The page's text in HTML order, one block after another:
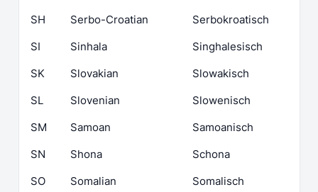
SH
Serbo-Croatian
Serbokroatisch
SI
Sinhala
Singhalesisch
SK
Slovakian
Slowakisch
SL
Slovenian
Slowenisch
SM
Samoan
Samoanisch
SN
Shona
Schona
SO
Somalian
Somalisch